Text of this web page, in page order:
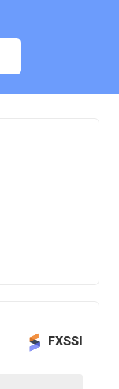
FXSSI